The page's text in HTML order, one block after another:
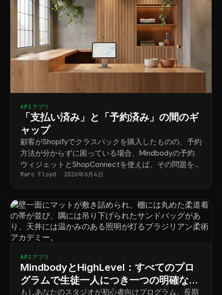
APIアプリ
「支払い済み」と「予約済み」の間のギ
ャップ
顧客がShopifyでクラスパックを購入したものの、予約
方法が分からずに困っている場合、Mindbodyの予約
ウィジェットとShopConnectを使えば、その問題を解
決できます。
Marc Floyd 2026年6月4日
APIアプリ
MindbodyとHighLevel：すべてのプロ
グラムで生徒一人につき一つの明確なス
もしあなたのスタジオが初心者向けプログラム、長期